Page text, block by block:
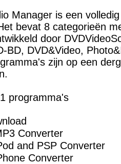
Manager is een
bevat 8 categorieën
door
BD, DVD&Video,
zijn op een
programma's
Converter
and PSP Converter
Converter